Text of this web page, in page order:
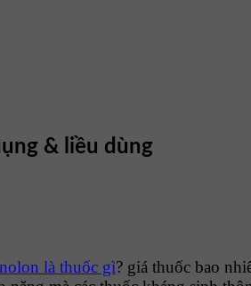
& liều dùng
là thuốc gì? giá thuốc bao